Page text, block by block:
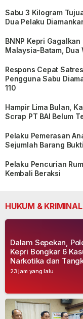
Sabu 3 Kilogram
Dua Pelaku
BNNP Kepri
Malaysia-Batam, Dua
Respons Cepat
Pengguna Sabu
110
Hampir Lima Bulan,
Scrap PT BAI Belum
Pelaku Pemerasan
Sejumlah Barang Bukti
Pelaku Pencurian
Kembali Beraksi
HUKUM & KRIMINAL
23 jam yang lalu
Dalam Sepekan,
Kepri Bongkar 6
Narkotika dan
Tersangka